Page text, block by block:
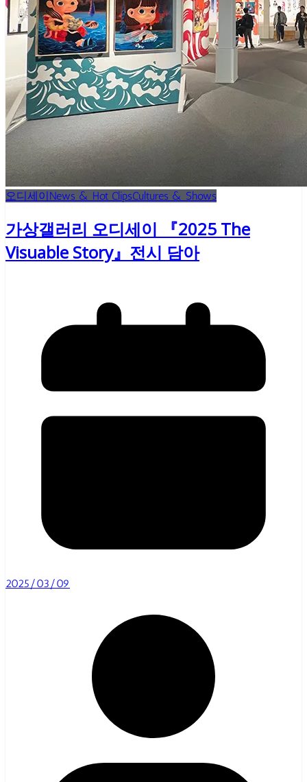
오디세이News & Hot ClipsCultures & Shows
가상갤러리 오디세이 『2025 The
Visuable Story』전시 담아
2025/03/09